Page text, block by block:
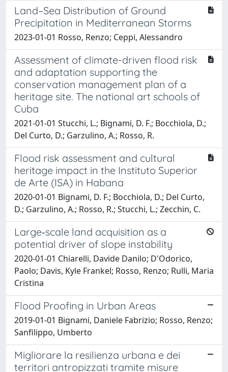
Land–Sea Distribution of Ground
Precipitation in Mediterranean Storms
2023-01-01 Rosso, Renzo; Ceppi, Alessandro
Assessment of climate-driven flood risk
and adaptation supporting the
conservation management plan of a
heritage site. The national art schools of
Cuba
2021-01-01 Stucchi, L.; Bignami, D. F.; Bocchiola, D.;
Del Curto, D.; Garzulino, A.; Rosso, R.
Flood risk assessment and cultural
heritage impact in the Instituto Superior
de Arte (ISA) in Habana
2020-01-01 Bignami, D. F.; Bocchiola, D.; Del Curto,
D.; Garzulino, A.; Rosso, R.; Stucchi, L.; Zecchin, C.
Large‐scale land acquisition as a
potential driver of slope instability
2020-01-01 Chiarelli, Davide Danilo; D'Odorico,
Paolo; Davis, Kyle Frankel; Rosso, Renzo; Rulli, Maria
Cristina
Flood Proofing in Urban Areas
2019-01-01 Bignami, Daniele Fabrizio; Rosso, Renzo;
Sanfilippo, Umberto
Migliorare la resilienza urbana e dei
territori antropizzati tramite misure